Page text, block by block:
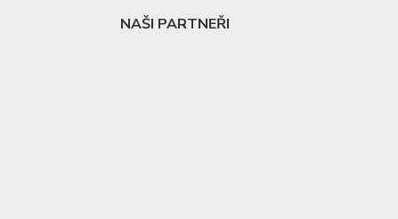
NAŠI PARTNEŘI